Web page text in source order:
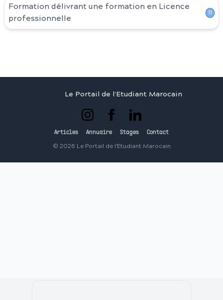
Formation délivrant une formation en Licence
professionnelle
11
Le Portail de l'Etudiant Marocain
Articles Annuaire Stages Contact
© 2026 Le Portail de l'Etudiant Marocain